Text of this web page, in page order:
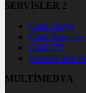
SERVİSLER 2
Canlı Borsa
Canlı Sonuçlar
Canlı TV
Futbol Canlı
MULTİMEDYA